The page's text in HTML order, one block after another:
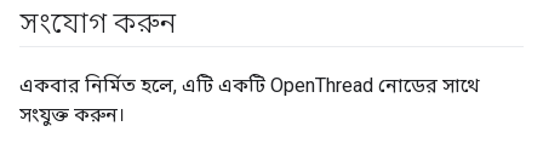
সংযোগ করুন
একবার নির্মিত হলে, এটি একটি OpenThread নোডের সাথে
সংযুক্ত করুন।